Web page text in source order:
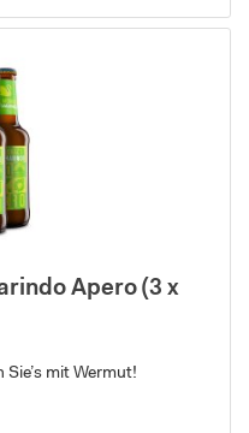
Apero (3 x
mit Wermut!